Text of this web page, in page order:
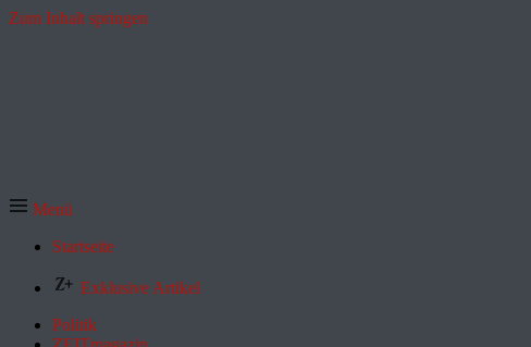
Zum Inhalt springen
Menü
Startseite
Exklusive Artikel
Politik